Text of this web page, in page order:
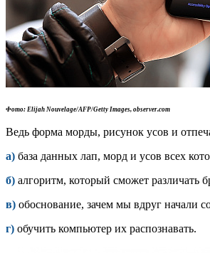
Фото: Elijah Nouvelage/AFP/Getty Images, observer.com
Ведь форма морды, рисунок усов и
а) база данных лап, морд и усов всех
б) алгоритм, который сможет различать
в) обоснование, зачем мы вдруг начали
г) обучить компьютер их распознавать.